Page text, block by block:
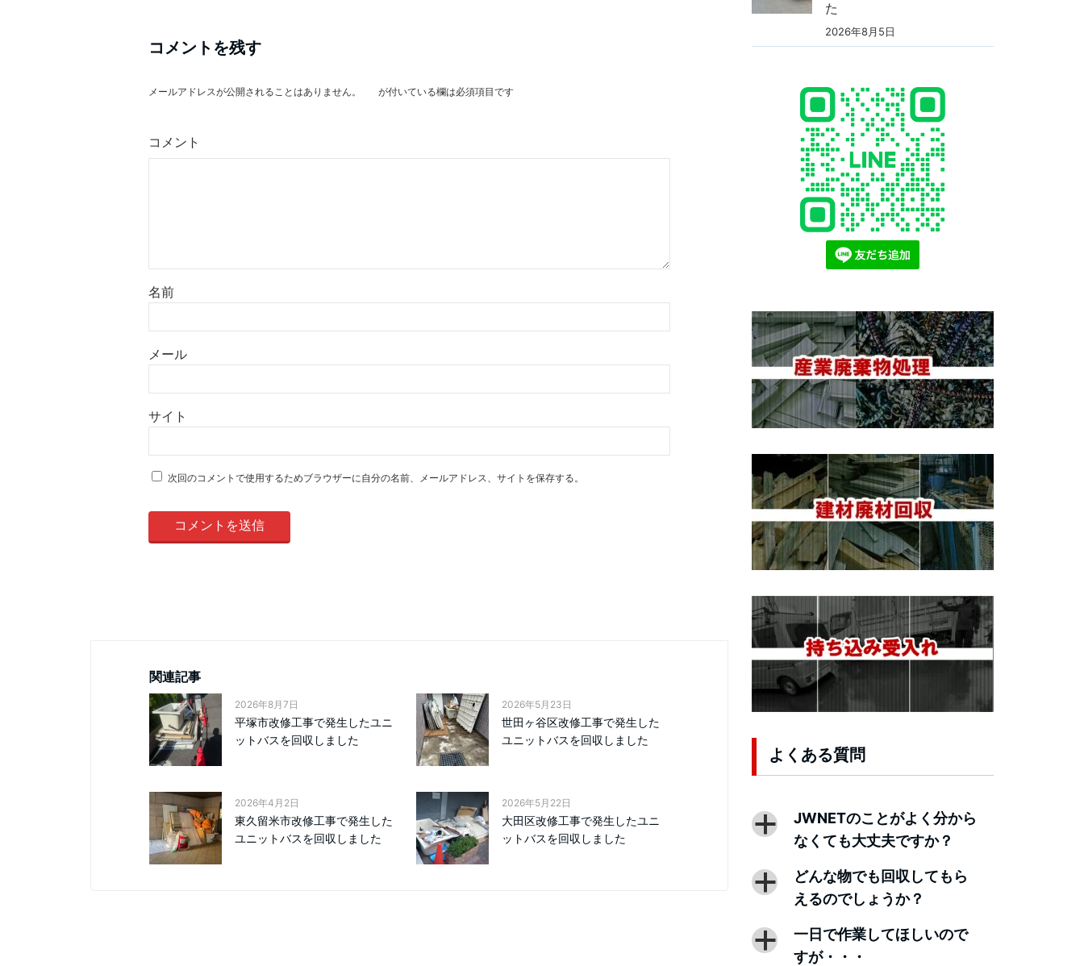
コメントを残す
メールアドレスが公開されることはありません。 が付いている欄は必須項目です
コメント
名前
メール
サイト
次回のコメントで使用するためブラウザーに自分の名前、メールアドレス、サイトを保存する。
関連記事
2026年8月7日
平塚市改修工事で発生したユニ
ットバスを回収しました
2026年5月23日
世田ヶ谷区改修工事で発生した
ユニットバスを回収しました
2026年4月2日
東久留米市改修工事で発生した
ユニットバスを回収しました
2026年5月22日
大田区改修工事で発生したユニ
ットバスを回収しました
た
2026年8月5日
よくある質問
a
JWNETのことがよく分から
なくても大丈夫ですか？
a
どんな物でも回収してもら
えるのでしょうか？
a
一日で作業してほしいので
すが・・・